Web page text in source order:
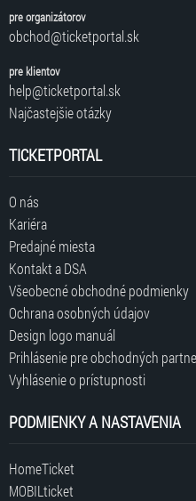
pre organizátorov
obchod@ticketportal.sk
pre klientov
help@ticketportal.sk
Najčastejšie otázky
TICKETPORTAL
O nás
Kariéra
Predajné miesta
Kontakt a DSA
Všeobecné obchodné podmienky
Ochrana osobných údajov
Design logo manuál
Prihlásenie pre obchodných
Vyhlásenie o prístupnosti
PODMIENKY A NASTAVENIA
HomeTicket
MOBILticket